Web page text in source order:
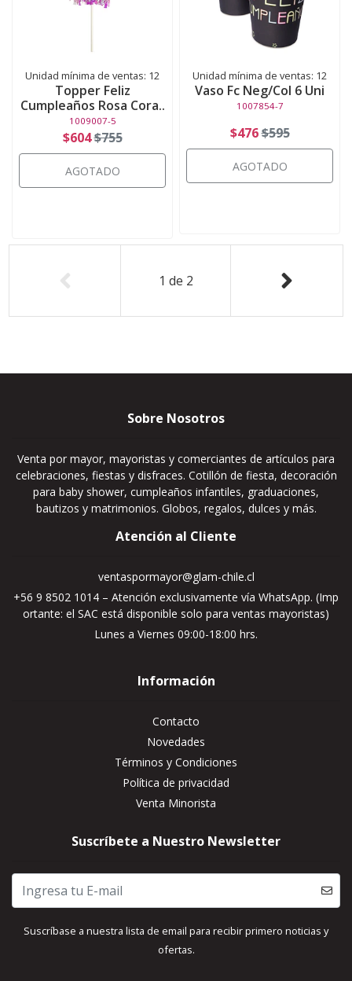
Unidad mínima de ventas: 12
Topper Feliz
Cumpleaños Rosa Cora..
1009007-5
$604$755
AGOTADO
Unidad mínima de ventas: 12
Vaso Fc Neg/Col 6 Uni
1007854-7
$476$595
AGOTADO
1 de 2
Sobre Nosotros
Venta por mayor, mayoristas y comerciantes de artículos para
celebraciones, fiestas y disfraces. Cotillón de fiesta, decoración
para baby shower, cumpleaños infantiles, graduaciones,
bautizos y matrimonios. Globos, regalos, dulces y más.
Atención al Cliente
ventaspormayor@glam-chile.cl
+56 9 8502 1014 – Atención exclusivamente vía WhatsApp. (Imp
ortante: el SAC está disponible solo para ventas mayoristas)
Lunes a Viernes 09:00-18:00 hrs.
Información
Contacto
Novedades
Términos y Condiciones
Política de privacidad
Venta Minorista
Suscríbete a Nuestro Newsletter
Suscríbase a nuestra lista de email para recibir primero noticias y
ofertas.